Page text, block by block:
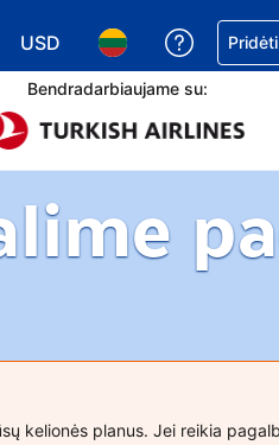
USD
Pasirinkite valiutą. Jūsų
Pasirinkite kalbą.
Bendradarbiaujame su:
kelionės planus. Jei reikia